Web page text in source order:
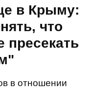
в Крыму:
что
пресекать
в отношении